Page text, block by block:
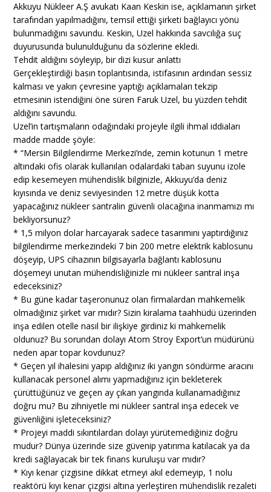
Akkuyu Nükleer A.Ş avukatı Kaan Keskin ise, açıklamanın şirket
tarafından yapılmadığını, temsil ettiği şirketi bağlayıcı yönü
bulunmadığını savundu. Keskin, Uzel hakkında savcılığa suç
duyurusunda bulunulduğunu da sözlerine ekledi.
Tehdit aldığını söyleyip, bir dizi kusur anlattı
Gerçekleştirdiği basın toplantısında, istifasının ardından sessiz
kalması ve yakın çevresine yaptığı açıklamaları tekzip
etmesinin istendiğini öne süren Faruk Uzel, bu yüzden tehdit
aldığını savundu.
Uzel’in tartışmaların odağındaki projeyle ilgili ihmal iddiaları
madde madde şöyle:
* “Mersin Bilgilendirme Merkezi’nde, zemin kotunun 1 metre
altındaki ofis olarak kullanılan odalardaki taban suyunu izole
edip kesemeyen mühendislik bilginizle, Akkuyu’da deniz
kıyısında ve deniz seviyesinden 12 metre düşük kotta
yapacağınız nükleer santralin güvenli olacağına inanmamızı mı
bekliyorsunuz?
* 1,5 milyon dolar harcayarak sadece tasarımını yaptırdığınız
bilgilendirme merkezindeki 7 bin 200 metre elektrik kablosunu
döşeyip, UPS cihazının bilgisayarla bağlantı kablosunu
döşemeyi unutan mühendisliğinizle mi nükleer santral inşa
edeceksiniz?
* Bu güne kadar taşeronunuz olan firmalardan mahkemelik
olmadığınız şirket var mıdır? Sizin kiralama taahhüdü üzerinden
inşa edilen otelle nasıl bir ilişkiye girdiniz ki mahkemelik
oldunuz? Bu sorundan dolayı Atom Stroy Export’un müdürünü
neden apar topar kovdunuz?
* Geçen yıl ihalesini yapıp aldığınız iki yangın söndürme aracını
kullanacak personel alımı yapmadığınız için bekleterek
çürüttüğünüz ve geçen ay çıkan yangında kullanamadığınız
doğru mu? Bu zihniyetle mi nükleer santral inşa edecek ve
güvenliğini işleteceksiniz?
* Projeyi maddi sıkıntılardan dolayı yürütemediğiniz doğru
mudur? Dünya üzerinde size güvenip yatırıma katılacak ya da
kredi sağlayacak bir tek finans kuruluşu var mıdır?
* Kıyı kenar çizgisine dikkat etmeyi akıl edemeyip, 1 nolu
reaktörü kıyı kenar çizgisi altına yerleştiren mühendislik rezaleti